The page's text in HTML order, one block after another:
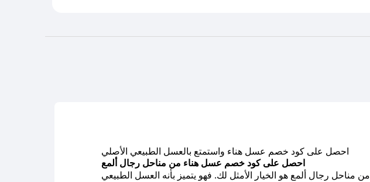
احصل على كود خصم عسل هناء واستمتع بالعسل الطبيعي الأصلي
احصل على كود خصم عسل هناء من مناحل رجال ألمع
من مناحل رجال ألمع هو الخيار الأمثل لك. فهو يتميز بأنه العسل الطبيعي